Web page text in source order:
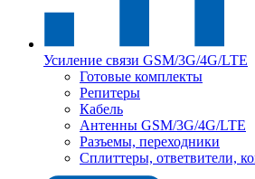
Усиление связи GSM/3G/4G/LTE
Готовые комплекты
Репитеры
Кабель
Антенны GSM/3G/4G/LTE
Разъемы, переходники
Сплиттеры, ответвители,